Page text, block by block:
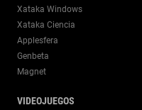
Xataka Windows
Xataka Ciencia
Applesfera
Genbeta
Magnet
VIDEOJUEGOS